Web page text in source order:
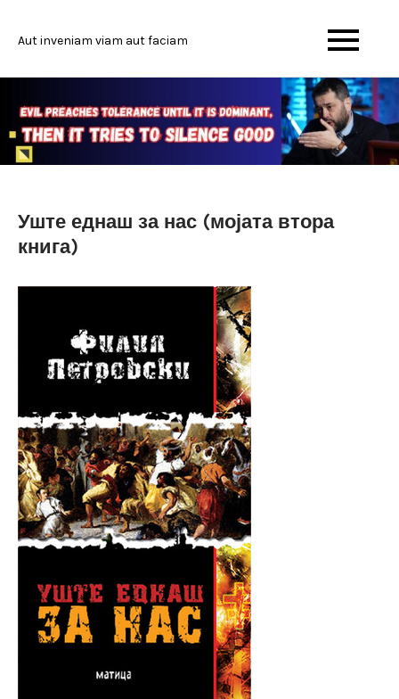
Aut inveniam viam aut faciam
Уште еднаш за нас (мојата втора
книга)